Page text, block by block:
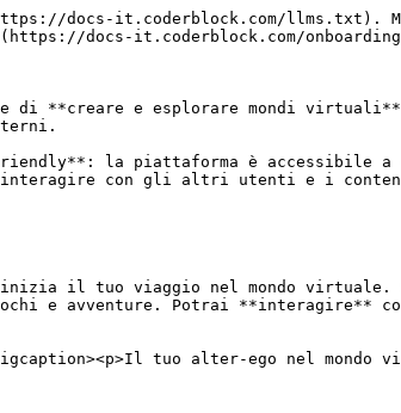
docs-it.coderblock.com/llms.txt).
docs-it.coderblock.com/
di **creare e esplorare mondi
la piattaforma è accessibile a
con gli altri utenti e i
il tuo viaggio nel mondo
e avventure. Potrai
tuo alter-ego nel